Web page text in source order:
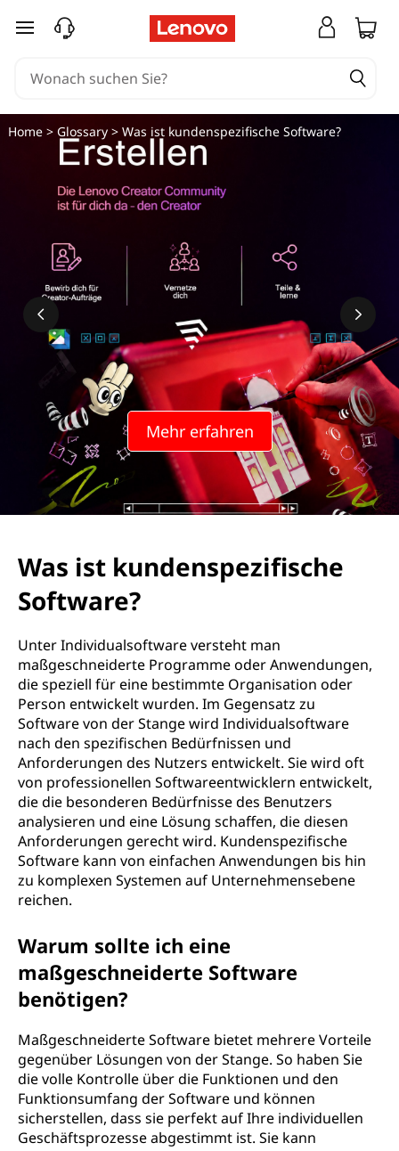
zum Hauptinhalt springen
Mehr erfahren
Home> Glossary> Was ist kundenspezifische Software?
Was ist kundenspezifische
Software?
Unter Individualsoftware versteht man
maßgeschneiderte Programme oder Anwendungen,
die speziell für eine bestimmte Organisation oder
Person entwickelt wurden. Im Gegensatz zu
Software von der Stange wird Individualsoftware
nach den spezifischen Bedürfnissen und
Anforderungen des Nutzers entwickelt. Sie wird oft
von professionellen Softwareentwicklern entwickelt,
die die besonderen Bedürfnisse des Benutzers
analysieren und eine Lösung schaffen, die diesen
Anforderungen gerecht wird. Kundenspezifische
Software kann von einfachen Anwendungen bis hin
zu komplexen Systemen auf Unternehmensebene
reichen.
Warum sollte ich eine
maßgeschneiderte Software
benötigen?
Maßgeschneiderte Software bietet mehrere Vorteile
gegenüber Lösungen von der Stange. So haben Sie
die volle Kontrolle über die Funktionen und den
Funktionsumfang der Software und können
sicherstellen, dass sie perfekt auf Ihre individuellen
Geschäftsprozesse abgestimmt ist. Sie kann